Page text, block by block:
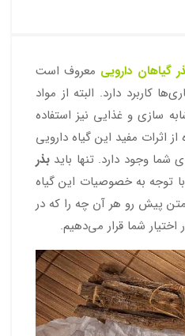
گیاهان دارویی معروف است
کاربرد دارد. البته از مواد
سازی و غذایی نیز استفاده
از اثرات مفید این گیاه دارویی
وجود دارد. تنها باید بذر
با توجه به خصوصیات این گیاه
پیش رو هر آن چه را که در
اختیار شما قرار می‌دهیم.